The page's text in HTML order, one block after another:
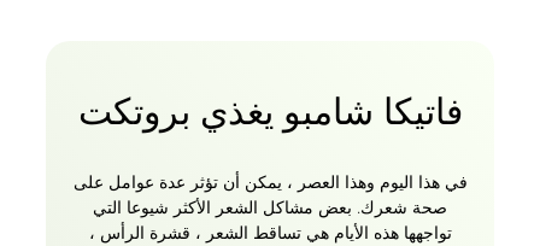
فاتيكا شامبو يغذي بروتكت
في هذا اليوم وهذا العصر ، يمكن أن تؤثر عدة عوامل على
صحة شعرك. بعض مشاكل الشعر الأكثر شيوعا التي
تواجهها هذه الأيام هي تساقط الشعر ، قشرة الرأس ،